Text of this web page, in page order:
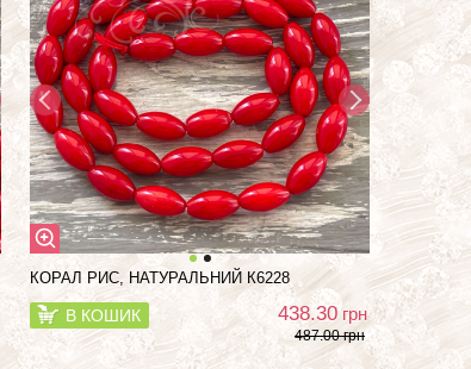
КОРАЛ РИС, НАТУРАЛЬНИЙ К6228
В КОШИК 438.30грн
487.00 грн